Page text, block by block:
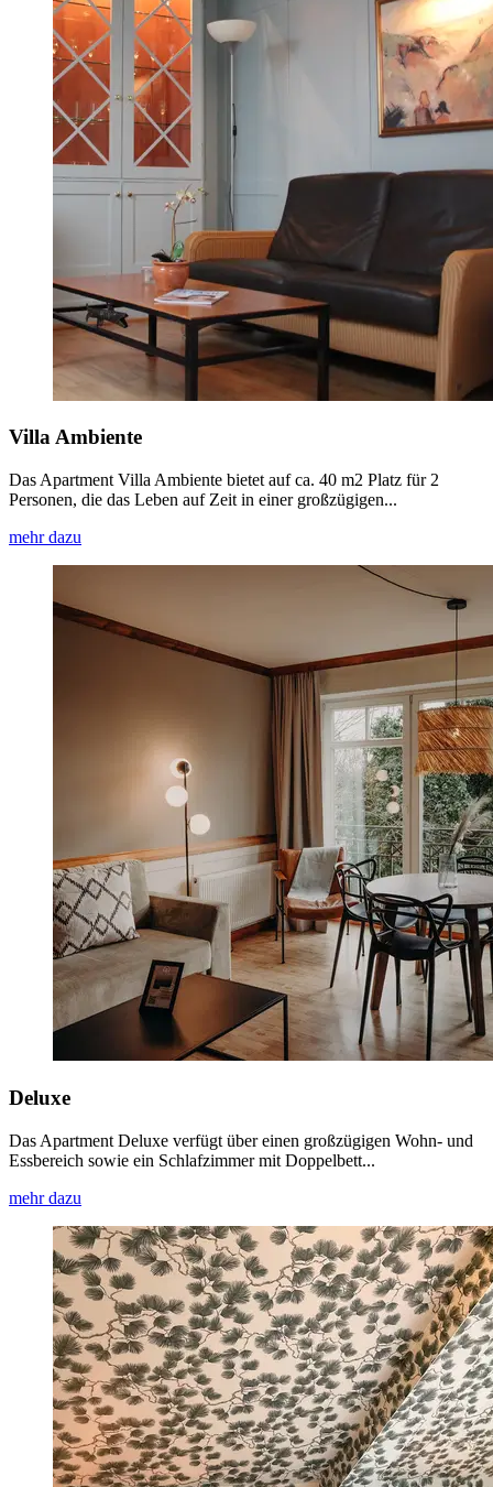
Villa Ambiente
Das Apartment Villa Ambiente bietet auf ca. 40 m2 Platz für 2
Personen, die das Leben auf Zeit in einer großzügigen...
mehr dazu
Deluxe
Das Apartment Deluxe verfügt über einen großzügigen Wohn- und
Essbereich sowie ein Schlafzimmer mit Doppelbett...
mehr dazu